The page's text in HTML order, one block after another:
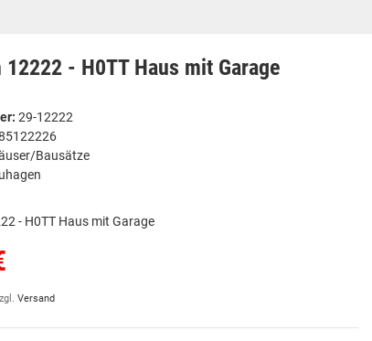
12222 - H0TT Haus mit Garage
29-12222
Bausätze
- H0TT Haus mit Garage
Versand